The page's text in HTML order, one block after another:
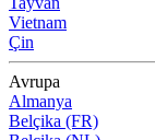
Vietnam
Çin
Avrupa
Almanya
Belçika (FR)